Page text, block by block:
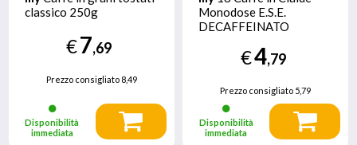
classico 250g
€7,69
Prezzo consigliato8,49
Disponibilità
immediata
Monodose E.S.E.
DECAFFEINATO
€4,79
Prezzo consigliato 5,79
Disponibilità
immediata